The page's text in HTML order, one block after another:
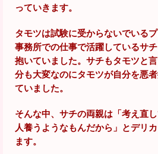
っていきます。
タモツは試験に受からないでいる
事務所での仕事で活躍しているサ
抱いていました。サチもタモツと
分も大変なのにタモツが自分を悪
ていました。
そんな中、サチの両親は「考え直
人養うようなもんだから」とデリ
ます。